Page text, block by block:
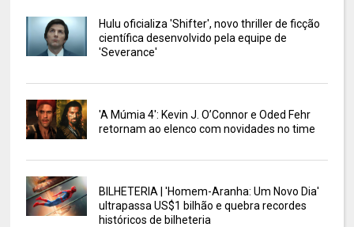
Hulu oficializa 'Shifter', novo thriller de ficção
científica desenvolvido pela equipe de
'Severance'
'A Múmia 4': Kevin J. O’Connor e Oded Fehr
retornam ao elenco com novidades no time
BILHETERIA | 'Homem-Aranha: Um Novo Dia'
ultrapassa US$1 bilhão e quebra recordes
históricos de bilheteria